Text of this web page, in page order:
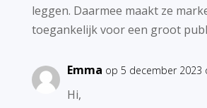
leggen. Daarmee maakt ze
toegankelijk voor een groot
Emma op 5 december 2023
Hi,